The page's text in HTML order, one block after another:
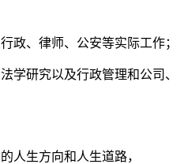
政、律师、公安等实际工作；
学研究以及行政管理和公司、
人生方向和人生道路，